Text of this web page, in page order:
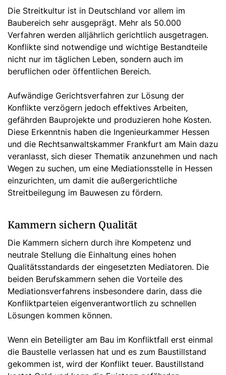
Die Streitkultur ist in Deutschland vor allem im
Baubereich sehr ausgeprägt. Mehr als 50.000
Verfahren werden alljährlich gerichtlich ausgetragen.
Konflikte sind notwendige und wichtige Bestandteile
nicht nur im täglichen Leben, sondern auch im
beruflichen oder öffentlichen Bereich.
Aufwändige Gerichtsverfahren zur Lösung der
Konflikte verzögern jedoch effektives Arbeiten,
gefährden Bauprojekte und produzieren hohe Kosten.
Diese Erkenntnis haben die Ingenieurkammer Hessen
und die Rechtsanwaltskammer Frankfurt am Main dazu
veranlasst, sich dieser Thematik anzunehmen und nach
Wegen zu suchen, um eine Mediationsstelle in Hessen
einzurichten, um damit die außergerichtliche
Streitbeilegung im Bauwesen zu fördern.
Kammern sichern Qualität
Die Kammern sichern durch ihre Kompetenz und
neutrale Stellung die Einhaltung eines hohen
Qualitätsstandards der eingesetzten Mediatoren. Die
beiden Berufskammern sehen die Vorteile des
Mediationsverfahrens insbesondere darin, dass die
Konfliktparteien eigenverantwortlich zu schnellen
Lösungen kommen können.
Wenn ein Beteiligter am Bau im Konfliktfall erst einmal
die Baustelle verlassen hat und es zum Baustillstand
gekommen ist, wird der Konflikt teuer. Baustillstand